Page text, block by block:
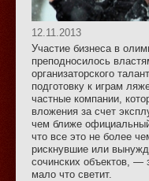
12.11.2013
Участие бизнеса в
преподносилось
организаторского
подготовку к играм
частные компании,
вложения за счет
чем ближе
что все это не более
рискнувшие или
сочинских объектов, —
мало что светит.